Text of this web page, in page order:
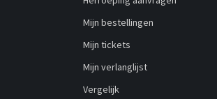
Mijn bestellingen
Mijn tickets
Mijn verlanglijst
Vergelijk